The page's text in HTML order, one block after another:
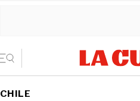
CHILE